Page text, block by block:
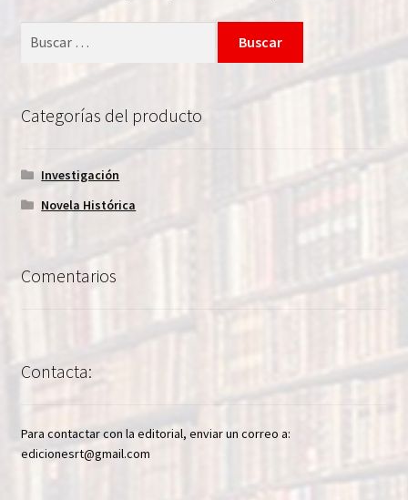
Política de Privacidad
Categorías del producto
Investigación
Novela Histórica
Comentarios
Contacta:
Para contactar con la editorial, enviar un correo a:
edicionesrt@gmail.com